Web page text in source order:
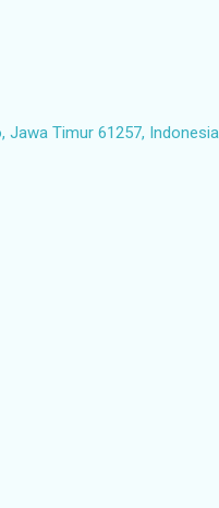
Jawa Timur 61257, Indonesia